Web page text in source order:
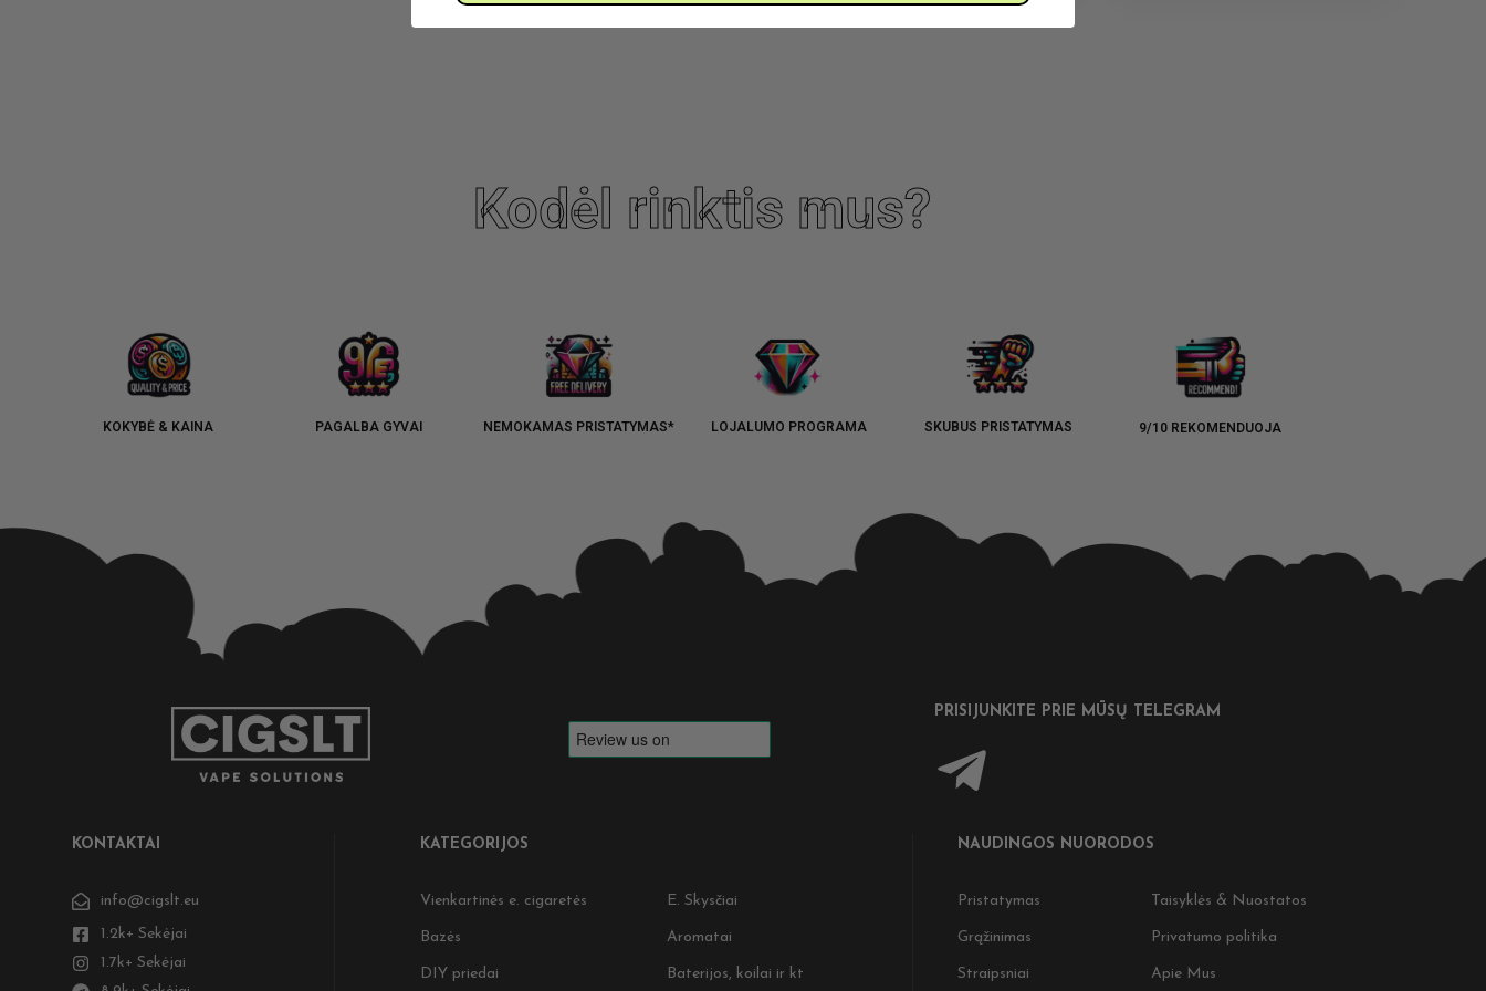
Kodėl rinktis mus?
KOKYBĖ & KAINA PAGALBA GYVAI NEMOKAMAS PRISTATYMAS* LOJALUMO PROGRAMA SKUBUS PRISTATYMAS 9/10 REKOMENDUOJA
PRISIJUNKITE PRIE MŪSŲ TELEGRAM
KONTAKTAI
info@cigslt.eu
1.2k+ Sekėjai
1.7k+ Sekėjai
KATEGORIJOS
Vienkartinės e. cigaretės E. Skysčiai
Bazės Aromatai
DIY priedai Baterijos, koilai ir kt
NAUDINGOS NUORODOS
Pristatymas Taisyklės & Nuostatos
Grąžinimas Privatumo politika
Straipsniai Apie Mus
Užsiprenumeruokite ir gaukite 5 %
pirkiniui, ankstyvą prieigą prie naujienų
specialius CIGSLT pasiūlymus. ​